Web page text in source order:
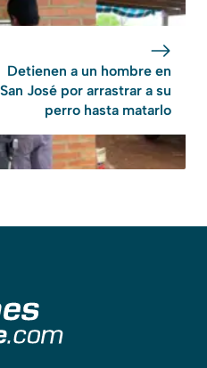
Detienen a un hombre en
San José por arrastrar a su
perro hasta matarlo